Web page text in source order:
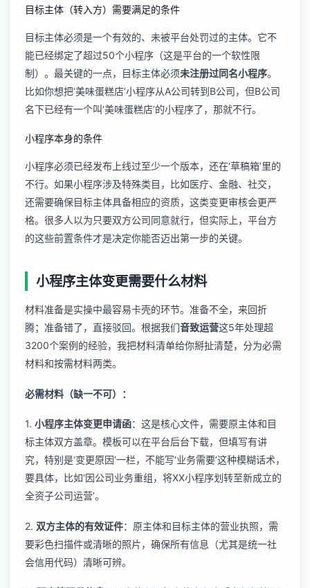
目标主体（转入方）需要满足的条件
目标主体必须是一个有效的、未被平台处罚过的主体。它不
能已经绑定了超过50个小程序（这是平台的一个软性限
制）。最关键的一点，目标主体必须未注册过同名小程序。
比如你想把‘美味蛋糕店’小程序从A公司转到B公司，但B公司
名下已经有一个叫‘美味蛋糕店’的小程序了，那就不行。
小程序本身的条件
小程序必须已经发布上线过至少一个版本，还在‘草稿箱’里的
不行。如果小程序涉及特殊类目，比如医疗、金融、社交，
还需要确保目标主体具备相应的资质，这类变更审核会更严
格。很多人以为只要双方公司同意就行，但实际上，平台方
的这些前置条件才是决定你能否迈出第一步的关键。
小程序主体变更需要什么材料
材料准备是实操中最容易卡壳的环节。准备不全，来回折
腾；准备错了，直接驳回。根据我们音致运营这5年处理超
3200个案例的经验，我把材料清单给你掰扯清楚，分为必需
材料和按需材料两类。
必需材料（缺一不可）：
1. 小程序主体变更申请函：这是核心文件，需要原主体和目
标主体双方盖章。模板可以在平台后台下载，但填写有讲
究，特别是‘变更原因’一栏，不能写‘业务需要’这种模糊话术，
要具体，比如‘因公司业务重组，将XX小程序划转至新成立的
全资子公司运营’。
2. 双方主体的有效证件：原主体和目标主体的营业执照，需
要彩色扫描件或清晰的照片，确保所有信息（尤其是统一社
会信用代码）清晰可辨。